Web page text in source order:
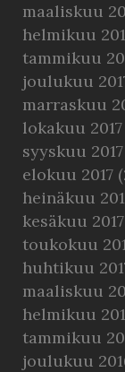
maaliskuu
helmikuu
tammikuu
joulukuu
marraskuu
lokakuu 2017
syyskuu 2017
elokuu 2017
heinäkuu
kesäkuu 2017
toukokuu
huhtikuu
maaliskuu
helmikuu
tammikuu
joulukuu